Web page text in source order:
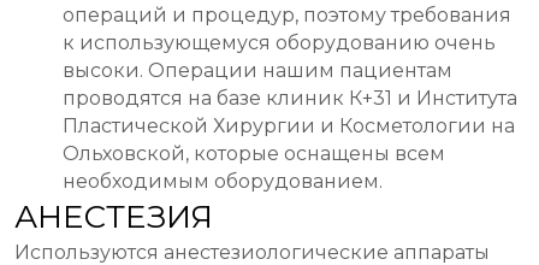
операций и процедур, поэтому требования
к использующемуся оборудованию очень
высоки. Операции нашим пациентам
проводятся на базе клиник К+31 и Института
Пластической Хирургии и Косметологии на
Ольховской, которые оснащены всем
необходимым оборудованием.
АНЕСТЕЗИЯ
Используются анестезиологические аппараты